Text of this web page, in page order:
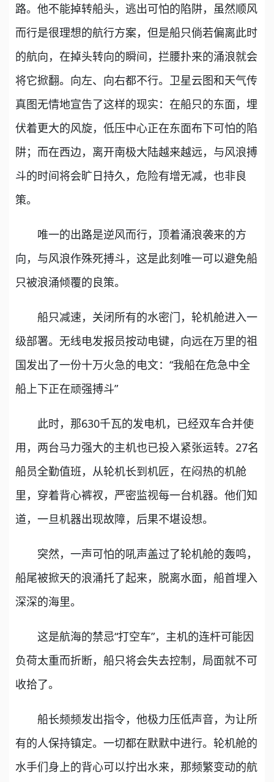
路。他不能掉转船头，逃出可怕的陷阱，虽然顺风
而行是很理想的航行方案，但是船只倘若偏离此时
的航向，在掉头转向的瞬间，拦腰扑来的涌浪就会
将它掀翻。向左、向右都不行。卫星云图和天气传
真图无情地宣告了这样的现实：在船只的东面，埋
伏着更大的风旋，低压中心正在东面布下可怕的陷
阱；而在西边，离开南极大陆越来越远，与风浪搏
斗的时间将会旷日持久，危险有增无减，也非良
策。
唯一的出路是逆风而行，顶着涌浪袭来的方
向，与风浪作殊死搏斗，这是此刻唯一可以避免船
只被浪涌倾覆的良策。
船只减速，关闭所有的水密门，轮机舱进入一
级部署。无线电发报员按动电键，向远在万里的祖
国发出了一份十万火急的电文：“我船在危急中全
船上下正在顽强搏斗”
此时，那630千瓦的发电机，已经双车合并使
用，两台马力强大的主机也已投入紧张运转。27名
船员全勤值班，从轮机长到机匠，在闷热的机舱
里，穿着背心裤衩，严密监视每一台机器。他们知
道，一旦机器出现故障，后果不堪设想。
突然，一声可怕的吼声盖过了轮机舱的轰鸣，
船尾被掀天的浪涌托了起来，脱离水面，船首埋入
深深的海里。
这是航海的禁忌“打空车”，主机的连杆可能因
负荷太重而折断，船只将会失去控制，局面就不可
收拾了。
船长频频发出指令，他极力压低声音，为让所
有的人保持镇定。一切都在默默中进行。轮机舱的
水手们身上的背心可以拧出水来，那频繁变动的航